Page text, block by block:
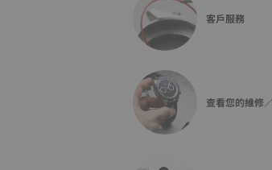
客戶服務
查看您的維修